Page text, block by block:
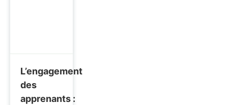
L’engagement
des
apprenants :